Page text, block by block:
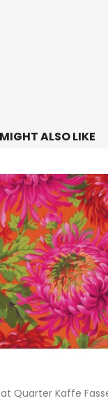
ALSO LIKE
Quick view
Quarter Kaffe